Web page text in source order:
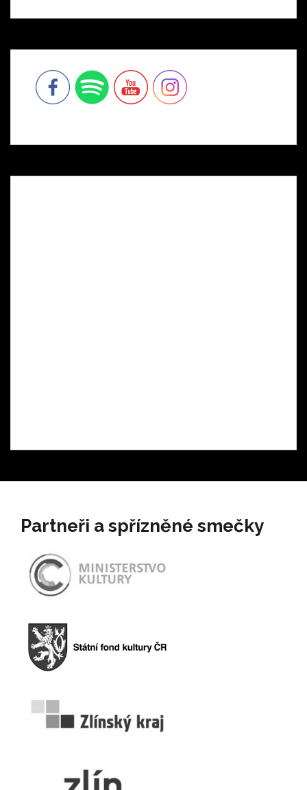
Partneři a spřízněné smečky